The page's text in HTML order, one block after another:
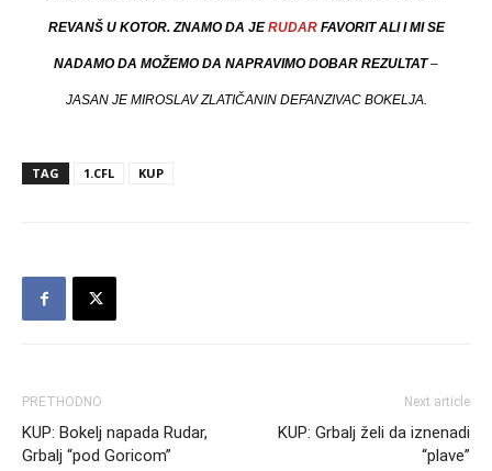
REVANŠ U KOTOR. ZNAMO DA JERUDARFAVORIT ALI I MI SE
NADAMO DA MOŽEMO DA NAPRAVIMO DOBAR REZULTAT–
JASAN JE MIROSLAV ZLATIČANIN DEFANZIVAC BOKELJA.
TAG 1.CFL KUP
PRETHODNO
KUP: Bokelj napada Rudar,
Grbalj “pod Goricom”
Next article
KUP: Grbalj želi da iznenadi
“plave”